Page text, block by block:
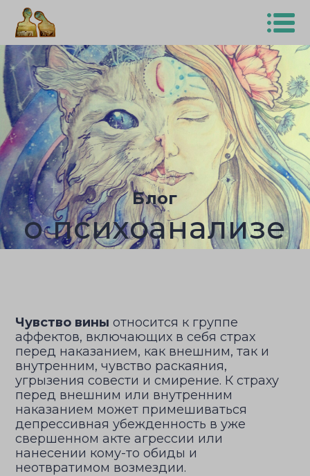
Блог
о психоанализе
Чувство вины относится к группе
аффектов, включающих в себя страх
перед наказанием, как внешним, так и
внутренним, чувство раскаяния,
угрызения совести и смирение. К страху
перед внешним или внутренним
наказанием может примешиваться
депрессивная убежденность в уже
свершенном акте агрессии или
нанесении кому-то обиды и
неотвратимом возмездии.